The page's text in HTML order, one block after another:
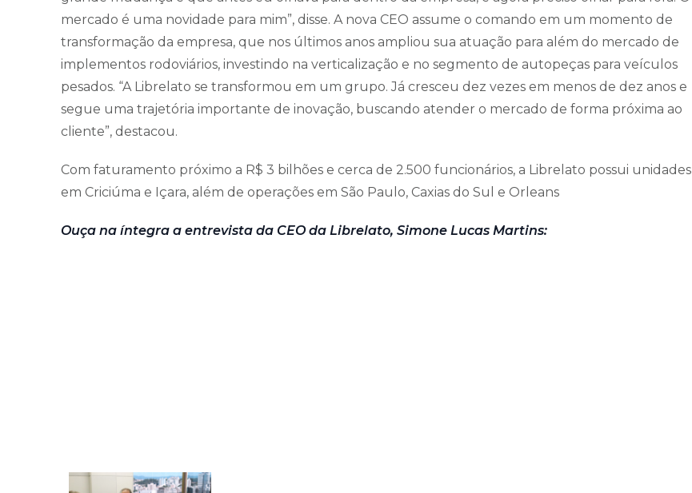
mercado é uma novidade para mim”, disse. A nova CEO assume o comando em um momento de
transformação da empresa, que nos últimos anos ampliou sua atuação para além do mercado de
implementos rodoviários, investindo na verticalização e no segmento de autopeças para veículos
pesados. “A Librelato se transformou em um grupo. Já cresceu dez vezes em menos de dez anos e
segue uma trajetória importante de inovação, buscando atender o mercado de forma próxima ao
cliente”, destacou.
Com faturamento próximo a R$ 3 bilhões e cerca de 2.500 funcionários, a Librelato possui unidades
em Criciúma e Içara, além de operações em São Paulo, Caxias do Sul e Orleans
Ouça na íntegra a entrevista da CEO da Librelato, Simone Lucas Martins: